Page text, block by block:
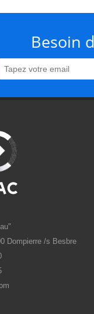
Besoin
Dompierre /s Besbre